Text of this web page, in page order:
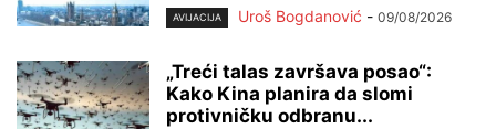
AVIJACIJA Uroš Bogdanović - 09/08/2026
„Treći talas završava posao“:
Kako Kina planira da slomi
protivničku odbranu...